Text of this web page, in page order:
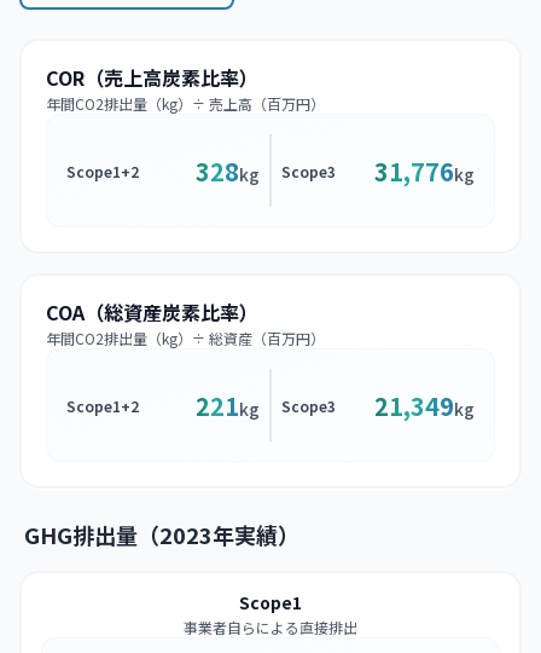
COR（売上高炭素比率）
年間CO2排出量（kg）÷ 売上高（百万円）
Scope1+2 328kg Scope3 31,776kg
COA（総資産炭素比率）
年間CO2排出量（kg）÷ 総資産（百万円）
Scope1+2 221kg Scope3 21,349kg
GHG排出量（2023年実績）
Scope1
事業者自らによる直接排出